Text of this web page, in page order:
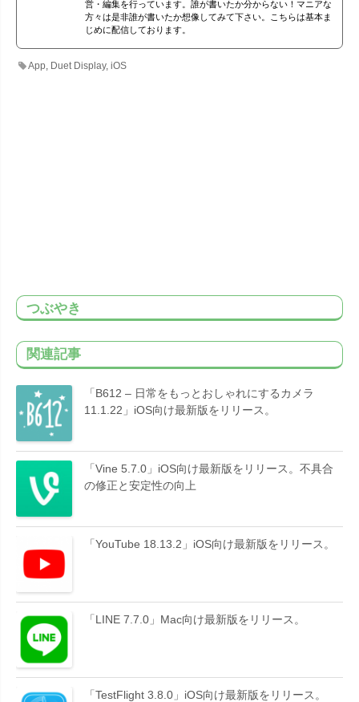
営・編集を行っています。誰が書いたか分からない！マニアな
方々は是非誰が書いたか想像してみて下さい。こちらは基本ま
じめに配信しております。
App Duet Display,iOS
つぶやき
関連記事
「B612 – 日常をもっとおしゃれにするカメラ
11.1.22」iOS向け最新版をリリース。
「Vine 5.7.0」iOS向け最新版をリリース。不具合
の修正と安定性の向上
「YouTube 18.13.2」iOS向け最新版をリリース。
「LINE 7.7.0」Mac向け最新版をリリース。
「TestFlight 3.8.0」iOS向け最新版をリリース。